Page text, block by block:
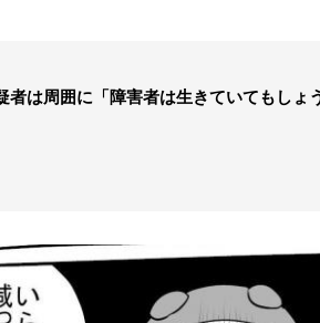
は周囲に「障害者は生きていてもしょ